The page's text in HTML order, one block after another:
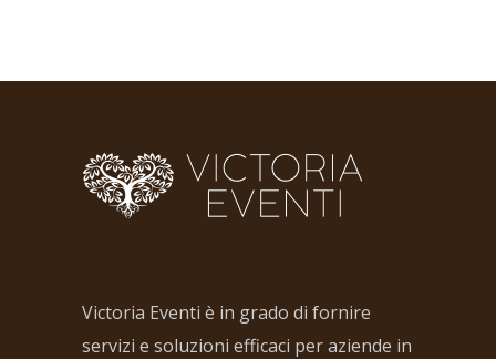
Victoria Eventi è in grado di fornire
servizi e soluzioni efficaci per aziende in